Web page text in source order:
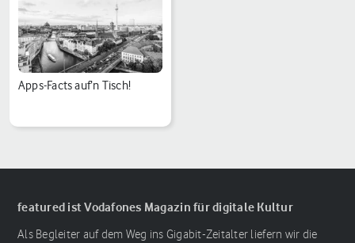
Apps-Facts auf’n Tisch!
featured ist Vodafones Magazin für digitale Kultur
Als Begleiter auf dem Weg ins Gigabit-Zeitalter liefern wir die